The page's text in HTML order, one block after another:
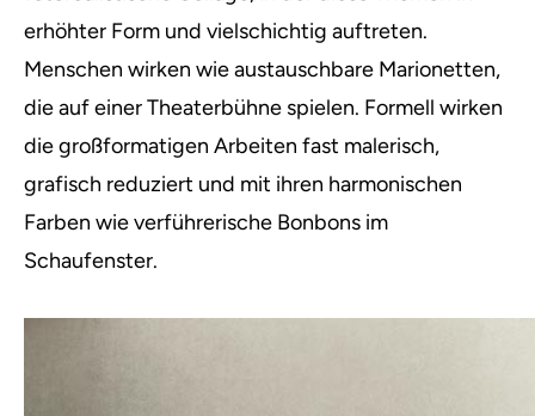
erhöhter Form und vielschichtig auftreten.
Menschen wirken wie austauschbare Marionetten,
die auf einer Theaterbühne spielen. Formell wirken
die großformatigen Arbeiten fast malerisch,
grafisch reduziert und mit ihren harmonischen
Farben wie verführerische Bonbons im
Schaufenster.